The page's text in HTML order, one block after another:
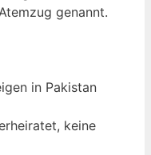
genannt.
in Pakistan
keine